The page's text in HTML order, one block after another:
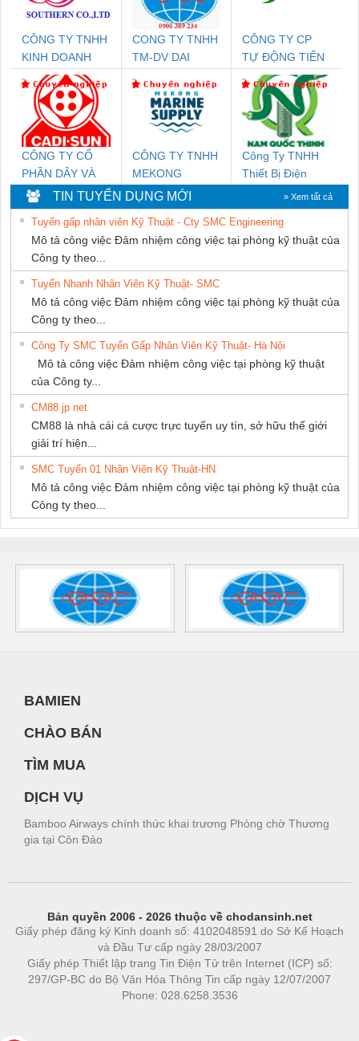
CÔNG TY TNHH
KINH DOANH
DỊCH VỤ XNK
PHƯƠNG NAM
CONG TY TNHH
TM-DV DAI
CÔNG TY CP
TỰ ĐỘNG TIẾN
HƯNG
CÔNG TY CỔ
PHẦN DÂY VÀ
CÁP ĐIỆN
THƯỢNG ĐÌNH
CÔNG TY TNHH
MEKONG
MARINE
SUPPLY
Công Ty TNHH
Thiết Bị Điện
Nam Quốc Thịnh
TIN TUYỂN DỤNG MỚI » Xem tất cả
Tuyển gấp nhân viên Kỹ Thuật - Cty SMC Engineering
Mô tả công việc Đảm nhiệm công việc tại phòng kỹ thuật của
Công ty theo...
Tuyển Nhanh Nhân Viên Kỹ Thuật- SMC
Mô tả công việc Đảm nhiệm công việc tại phòng kỹ thuật của
Công ty theo...
Công Ty SMC Tuyển Gấp Nhân Viên Kỹ Thuật- Hà Nội
Mô tả công việc Đảm nhiệm công việc tại phòng kỹ thuật
của Công ty...
CM88 jp net
CM88 là nhà cái cá cược trực tuyến uy tín, sở hữu thế giới
giải trí hiện...
SMC Tuyển 01 Nhân Viên Kỹ Thuật-HN
Mô tả công việc Đảm nhiệm công việc tại phòng kỹ thuật của
Công ty theo...
BAMIEN
CHÀO BÁN
TÌM MUA
DỊCH VỤ
Bamboo Airways chính thức khai trương Phòng chờ Thương
gia tại Côn Đảo
Bản quyền 2006 - 2026 thuộc về chodansinh.net
Giấy phép đăng ký Kinh doanh số: 4102048591 do Sở Kế Hoạch
và Đầu Tư cấp ngày 28/03/2007
Giấy phép Thiết lập trang Tin Điện Tử trên Internet (ICP) số:
297/GP-BC do Bộ Văn Hóa Thông Tin cấp ngày 12/07/2007
Phone: 028.6258.3536